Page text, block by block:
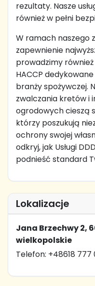
rezultaty. Nasze
również w pełni
W ramach naszego
zapewnienie
prowadzimy
HACCP
branży spożywczej.
zwalczania kretów i
ogrodowych cieszą
którzy poszukują
ochrony swojej
odkryj, jak Usługi
podnieść standard
Lokalizacje
Jana Brzechwy 2,
wielkopolskie
Telefon: +48618 777